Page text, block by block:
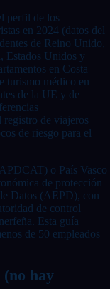
perfil de los
en 2024 (datos del
de Reino Unido,
Estados Unidos y
en Costa
turismo médico en
de la UE y de
de viajeros
de riesgo para el
o País Vasco
de protección
Datos (AEPD), con
de control
Esta guía
de 50 empleados
(no hay